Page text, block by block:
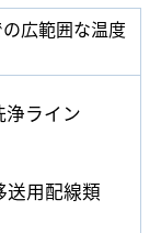
広範囲な温度
浄ライン
送用配線類